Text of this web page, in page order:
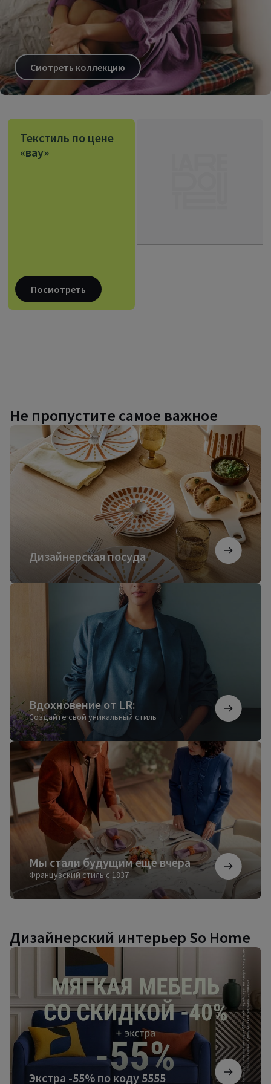
Смотреть коллекцию
Текстиль по цене
«вау»
Посмотреть
Не пропустите самое важное
Дизайнерская посуда
Дизайнерская
Вдохновение от LR:
Создайте свой уникальный стиль
Вдохновение
Мы стали будущим еще вчера
Французский стиль с 1837
Мы
стали
будущим
еще
вчера
Дизайнерский интерьер So Home
Экстра -55% по коду 5555
Экстра
5555